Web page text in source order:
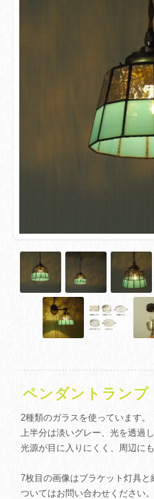
ペンダントランプ
2種類のガラスを使っています。
上半分は淡いグレー、光を透過
光源が目に入りにくく、周辺に
7枚目の画像はブラケット灯具
ついてはお問い合わせください。